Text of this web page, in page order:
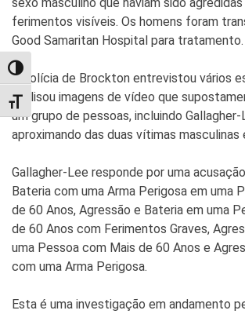
TOGGLE HIGH CONTRAST
TOGGLE FONT SIZE
ferimentos visíveis. Os homens foram
Good Samaritan Hospital para tratamento.
A polícia de Brockton entrevistou vários
analisou imagens de vídeo que
um grupo de pessoas, incluindo Gallagher-
aproximando das duas vítimas masculinas
Gallagher-Lee responde por uma
Bateria com uma Arma Perigosa em uma
de 60 Anos, Agressão e Bateria em uma
de 60 Anos com Ferimentos Graves,
uma Pessoa com Mais de 60 Anos e
com uma Arma Perigosa.
Esta é uma investigação em andamento